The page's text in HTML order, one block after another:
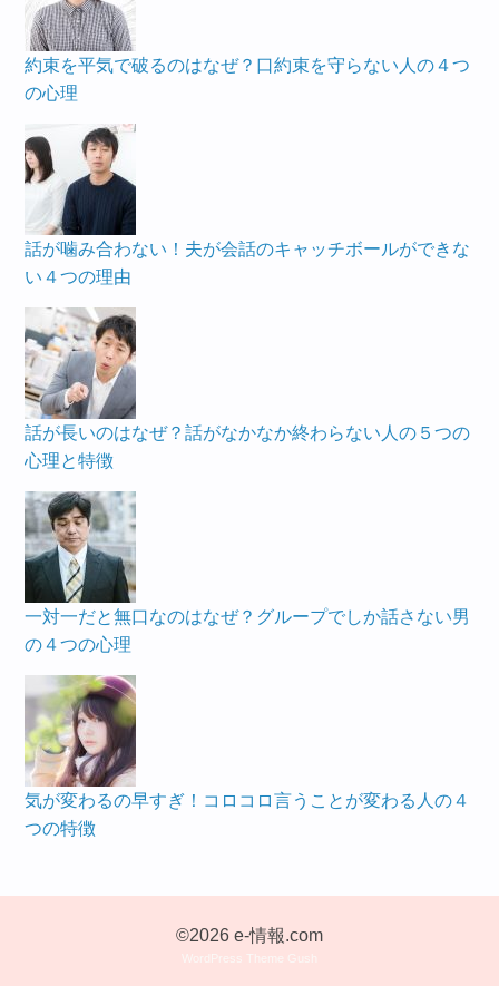
約束を平気で破るのはなぜ？口約束を守らない人の４つ
の心理
話が噛み合わない！夫が会話のキャッチボールができな
い４つの理由
話が長いのはなぜ？話がなかなか終わらない人の５つの
心理と特徴
一対一だと無口なのはなぜ？グループでしか話さない男
の４つの心理
気が変わるの早すぎ！コロコロ言うことが変わる人の４
つの特徴
©2026 e-情報.com